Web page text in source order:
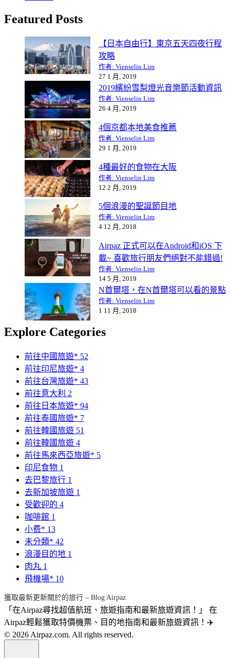
Featured Posts
【日本自由行】東京五天四夜行程
攻略
作者: Vienselin Lim
27 1 月, 2019
2019繽紛雪梨燈光音樂節活動資訊
作者: Vienselin Lim
26 4 月, 2019
4個京都本地美食推薦
作者: Vienselin Lim
29 1 月, 2019
4種最好的食物在大阪
作者: Vienselin Lim
12 2 月, 2019
5個浪漫的聖誕節目地
作者: Vienselin Lim
4 12 月, 2018
Airpaz 正式可以在Android和iOS 下
載~ 喜歡旅行朋友們絕對不能錯過!
作者: Vienselin Lim
14 5 月, 2019
N首爾塔，在N首爾塔可以看的景點
作者: Vienselin Lim
1 11 月, 2018
Explore Categories
前往中國旅遊* 52
前往印尼旅遊* 4
前往台灣旅遊* 43
前往意大利 2
前往日本旅遊* 94
前往泰國旅遊* 7
前往韓國旅遊 51
前往韓國旅遊 4
前往馬來西亞旅遊* 5
印尼食物 1
去巴黎旅行 1
去新加坡旅遊 1
受歡迎的 4
咖啡館 1
小费* 13
未分類* 42
浪漫目的地 1
肉丸 1
飛機場* 10
獲取最新更新關於的旅行 – Blog Airpaz
「在Airpaz尋找超值航班、旅遊指南和最新旅遊資訊！」 在
Airpaz輕鬆獲取特價機票、目的地指南和最新旅遊資訊！✈️
© 2026 Airpaz.com. All rights reserved.